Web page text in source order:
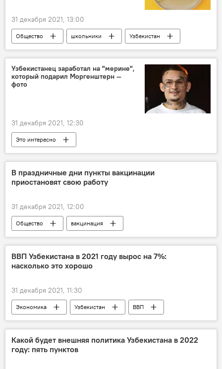
31 декабря 2021, 13:00
Общество школьники Узбекистан
Узбекистанец заработал на "мерине",
который подарил Моргенштерн —
фото
31 декабря 2021, 12:30
Это интересно
Моргенштерн (Алишер Валеев)
В праздничные дни пункты вакцинации
приостановят свою работу
31 декабря 2021, 12:00
Общество
вакцинация
вакцина "Спутник V"
Вакцинация от COVID-19 в Узбекистане
вакцина "Спутник Лайт"
ВВП Узбекистана в 2021 году вырос на 7%:
насколько это хорошо
31 декабря 2021, 11:30
Экономика Узбекистан ВВП
Какой будет внешняя политика Узбекистана в 2022
году: пять пунктов